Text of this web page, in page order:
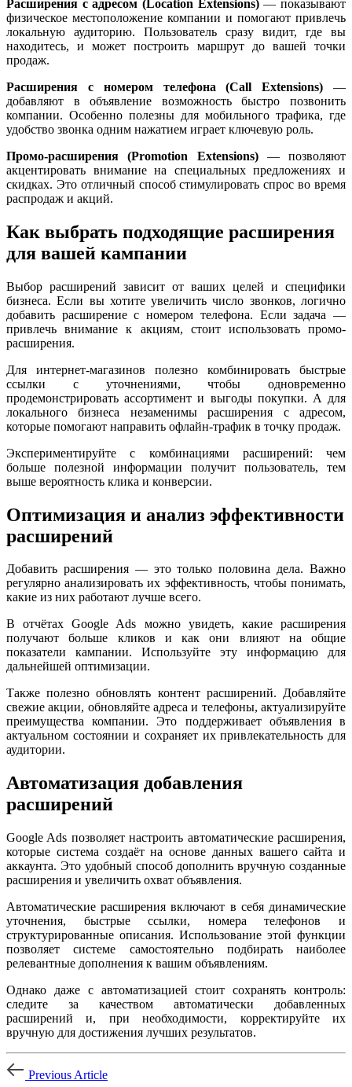
Расширения с адресом (Location Extensions)— показывают
физическое местоположение компании и помогают привлечь
локальную аудиторию. Пользователь сразу видит, где вы
находитесь, и может построить маршрут до вашей точки
продаж.
Расширения с номером телефона (Call Extensions) —
добавляют в объявление возможность быстро позвонить
компании. Особенно полезны для мобильного трафика, где
удобство звонка одним нажатием играет ключевую роль.
Промо-расширения (Promotion Extensions)— позволяют
акцентировать внимание на специальных предложениях и
скидках. Это отличный способ стимулировать спрос во время
распродаж и акций.
Как выбрать подходящие расширения
для вашей кампании
Выбор расширений зависит от ваших целей и специфики
бизнеса. Если вы хотите увеличить число звонков, логично
добавить расширение с номером телефона. Если задача —
привлечь внимание к акциям, стоит использовать промо-
расширения.
Для интернет-магазинов полезно комбинировать быстрые
ссылки с уточнениями, чтобы одновременно
продемонстрировать ассортимент и выгоды покупки. А для
локального бизнеса незаменимы расширения с адресом,
которые помогают направить офлайн-трафик в точку продаж.
Экспериментируйте с комбинациями расширений: чем
больше полезной информации получит пользователь, тем
выше вероятность клика и конверсии.
Оптимизация и анализ эффективности
расширений
Добавить расширения — это только половина дела. Важно
регулярно анализировать их эффективность, чтобы понимать,
какие из них работают лучше всего.
В отчётах Google Ads можно увидеть, какие расширения
получают больше кликов и как они влияют на общие
показатели кампании. Используйте эту информацию для
дальнейшей оптимизации.
Также полезно обновлять контент расширений. Добавляйте
свежие акции, обновляйте адреса и телефоны, актуализируйте
преимущества компании. Это поддерживает объявления в
актуальном состоянии и сохраняет их привлекательность для
аудитории.
Автоматизация добавления
расширений
Google Ads позволяет настроить автоматические расширения,
которые система создаёт на основе данных вашего сайта и
аккаунта. Это удобный способ дополнить вручную созданные
расширения и увеличить охват объявления.
Автоматические расширения включают в себя динамические
уточнения, быстрые ссылки, номера телефонов и
структурированные описания. Использование этой функции
позволяет системе самостоятельно подбирать наиболее
релевантные дополнения к вашим объявлениям.
Однако даже с автоматизацией стоит сохранять контроль:
следите за качеством автоматически добавленных
расширений и, при необходимости, корректируйте их
вручную для достижения лучших результатов.
Previous Article